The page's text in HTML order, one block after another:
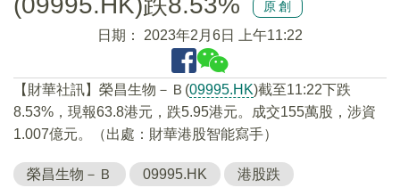
原創
日期： 2023年2月6日 上午11:22
【財華社訊】榮昌生物－Ｂ(09995.HK)截至11:22下跌
8.53%，現報63.8港元，跌5.95港元。成交155萬股，涉資
1.007億元。（出處：財華港股智能寫手）
榮昌生物－Ｂ 09995.HK 港股跌